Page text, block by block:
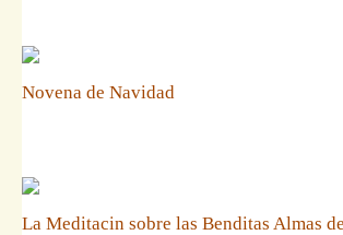
Novena de Navidad
La Meditacin sobre las Benditas Almas